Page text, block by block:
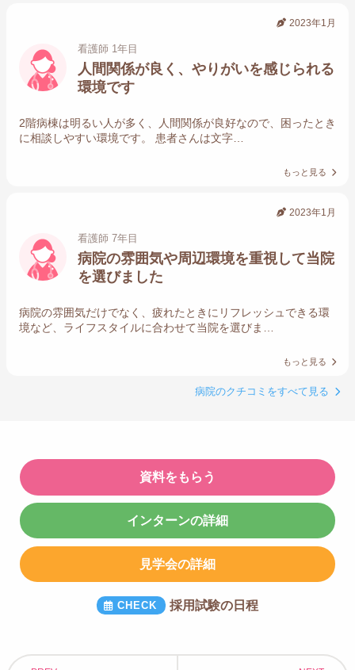
2023年1月
看護師 1年目
人間関係が良く、やりがいを感じられる
環境です
2階病棟は明るい人が多く、人間関係が良好なので、困ったとき
に相談しやすい環境です。 患者さんは文字…
もっと見る
2023年1月
看護師 7年目
病院の雰囲気や周辺環境を重視して当院
を選びました
病院の雰囲気だけでなく、疲れたときにリフレッシュできる環
境など、ライフスタイルに合わせて当院を選びま…
もっと見る
病院のクチコミをすべて見る
資料をもらう
インターンの詳細
見学会の詳細
採用試験の日程